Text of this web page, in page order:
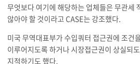
무엇보다 여기에 해당하는 업체들은 무관세
않아야 할 것이라고 CASE는 강조했다.
미국 무역대표부가 수입쿼터 접근권에 조건
이루어지도록 하거나 시장접근권이 상실되
지적하기도 했다.